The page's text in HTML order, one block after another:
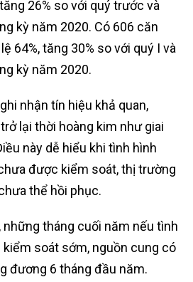
26% so với quý trước và
kỳ năm 2020. Có 606 căn
64%, tăng 30% so với quý I và
kỳ năm 2020.
nhận tín hiệu khả quan,
lại thời hoàng kim như giai
này dễ hiểu khi tình hình
được kiểm soát, thị trường
thể hồi phục.
những tháng cuối năm nếu tình
soát sớm, nguồn cung có
đương 6 tháng đầu năm.